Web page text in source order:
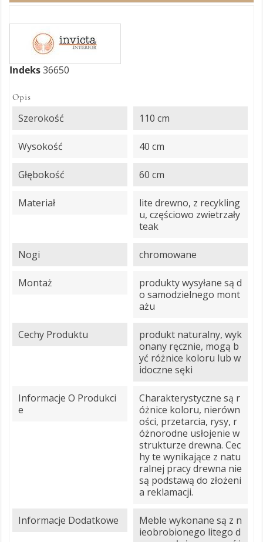
Indeks36650
Opis
Szerokość 110 cm
Wysokość 40 cm
Głębokość 60 cm
Materiał
lite drewno, z recykling
u, częściowo zwietrzały
teak
Nogi chromowane
Montaż
produkty wysyłane są d
o samodzielnego mont
ażu
Cechy Produktu
produkt naturalny, wyk
onany ręcznie, mogą b
yć różnice koloru lub w
idoczne sęki
Informacje O Produkci
E
Charakterystyczne są r
óżnice koloru, nierówn
ości, przetarcia, rysy, r
óżnorodne usłojenie w
strukturze drewna. Cec
hy te wynikające z natu
ralnej pracy drewna nie
są podstawą do złożeni
a reklamacji.
Informacje Dodatkowe
Meble wykonane są z n
ieobrobionego litego d